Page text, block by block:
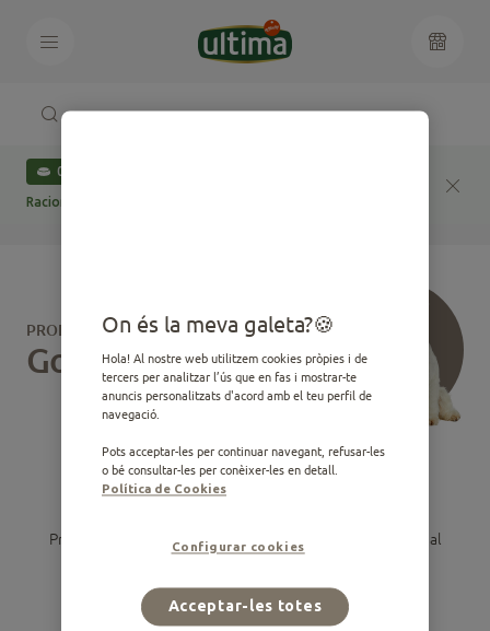
0
Raciones diarias donadas a protectoras desde 2023
PRODUCTES PER AL TEU
Gos o Gat
Prova a seleccionar altres opcions de filtratge o accedeix al
contingut a través d'aquestes suggerències.
Gos Gat Veure tots el consells
On és la meva galeta?
Hola! Al nostre web utilitzem cookies pròpies i de
tercers per analitzar l’ús que en fas i mostrar-te
anuncis personalitzats d'acord amb el teu perfil de
navegació.
Pots acceptar-les per continuar navegant, refusar-les
o bé consultar-les per conèixer-les en detall.
Política de Cookies
Configurar cookies
Acceptar-les totes